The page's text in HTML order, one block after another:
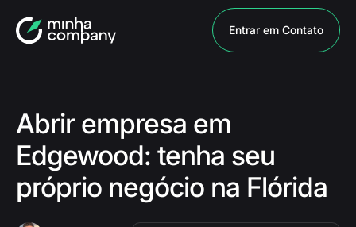
Entrar em Contato
Abrir empresa em
Edgewood: tenha seu
próprio negócio na Flórida